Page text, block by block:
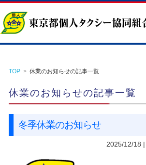
TOP 休業のお知らせの記事一覧
休業のお知らせの記事一覧
冬季休業のお知らせ
2025/12/18 |